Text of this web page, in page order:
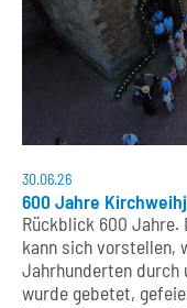
30.06.26
600 Jahre
Rückblick 600 Jahre.
kann sich vorstellen,
Jahrhunderten durch
wurde gebetet,